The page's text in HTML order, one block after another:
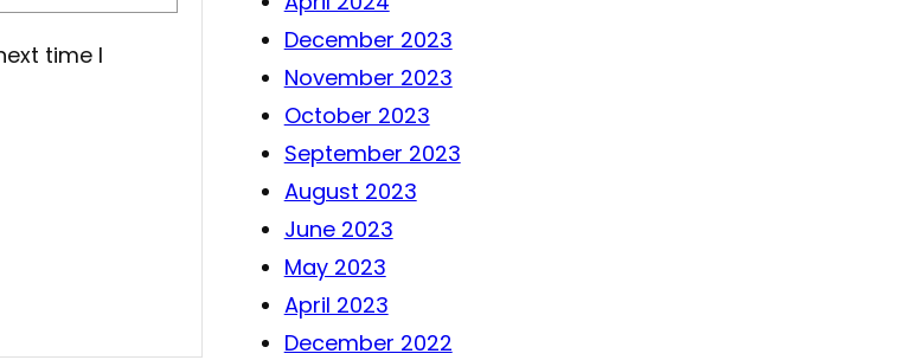
time I
December 2023
November 2023
October 2023
September 2023
August 2023
June 2023
May 2023
April 2023
December 2022